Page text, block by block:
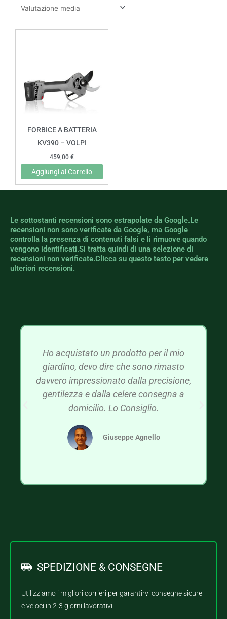
FORBICE A BATTERIA
KV390 – VOLPI
459,00 €
Aggiungi al Carrello
Le sottostanti recensioni sono estrapolate da Google.Le
recensioni non sono verificate da Google, ma Google
controlla la presenza di contenuti falsi e li rimuove quando
vengono identificati.Si tratta quindi di una selezione di
recensioni non verificate.Clicca su questo testo per vedere
ulteriori recensioni.
Ho acquistato un prodotto per il mio
giardino, devo dire che sono rimasto
davvero impressionato dalla precisione,
gentilezza e dalla celere consegna a
domicilio. Lo Consiglio.
Giuseppe Agnello
SPEDIZIONE & CONSEGNE
Utilizziamo i migliori corrieri per garantirvi consegne sicure
e veloci in 2-3 giorni lavorativi.